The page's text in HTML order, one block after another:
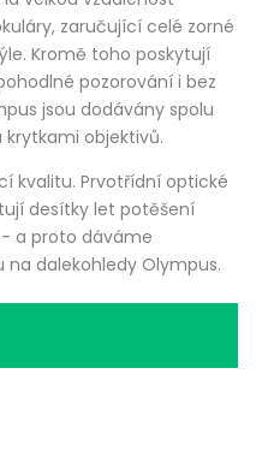
zaručující celé zorné
Kromě toho poskytují
pozorování i bez
jsou dodávány spolu
krytkami objektivů.
kvalitu. Prvotřídní optické
desítky let potěšení
a proto dáváme
na dalekohledy Olympus.